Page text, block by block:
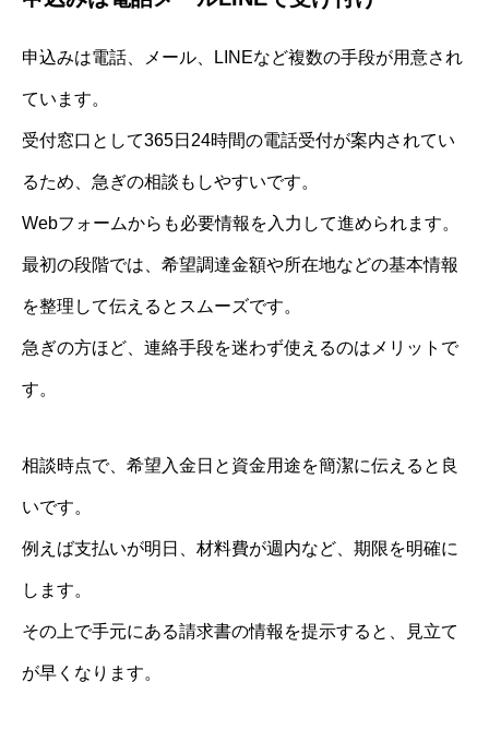
申込みは電話、メール、LINEなど複数の手段が用意され
ています。
受付窓口として365日24時間の電話受付が案内されてい
るため、急ぎの相談もしやすいです。
Webフォームからも必要情報を入力して進められます。
最初の段階では、希望調達金額や所在地などの基本情報
を整理して伝えるとスムーズです。
急ぎの方ほど、連絡手段を迷わず使えるのはメリットで
す。
相談時点で、希望入金日と資金用途を簡潔に伝えると良
いです。
例えば支払いが明日、材料費が週内など、期限を明確に
します。
その上で手元にある請求書の情報を提示すると、見立て
が早くなります。